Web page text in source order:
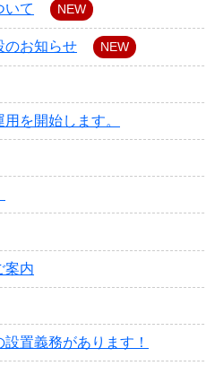
て NEW
のお知らせ NEW
を開始します。
案内
置義務があります！